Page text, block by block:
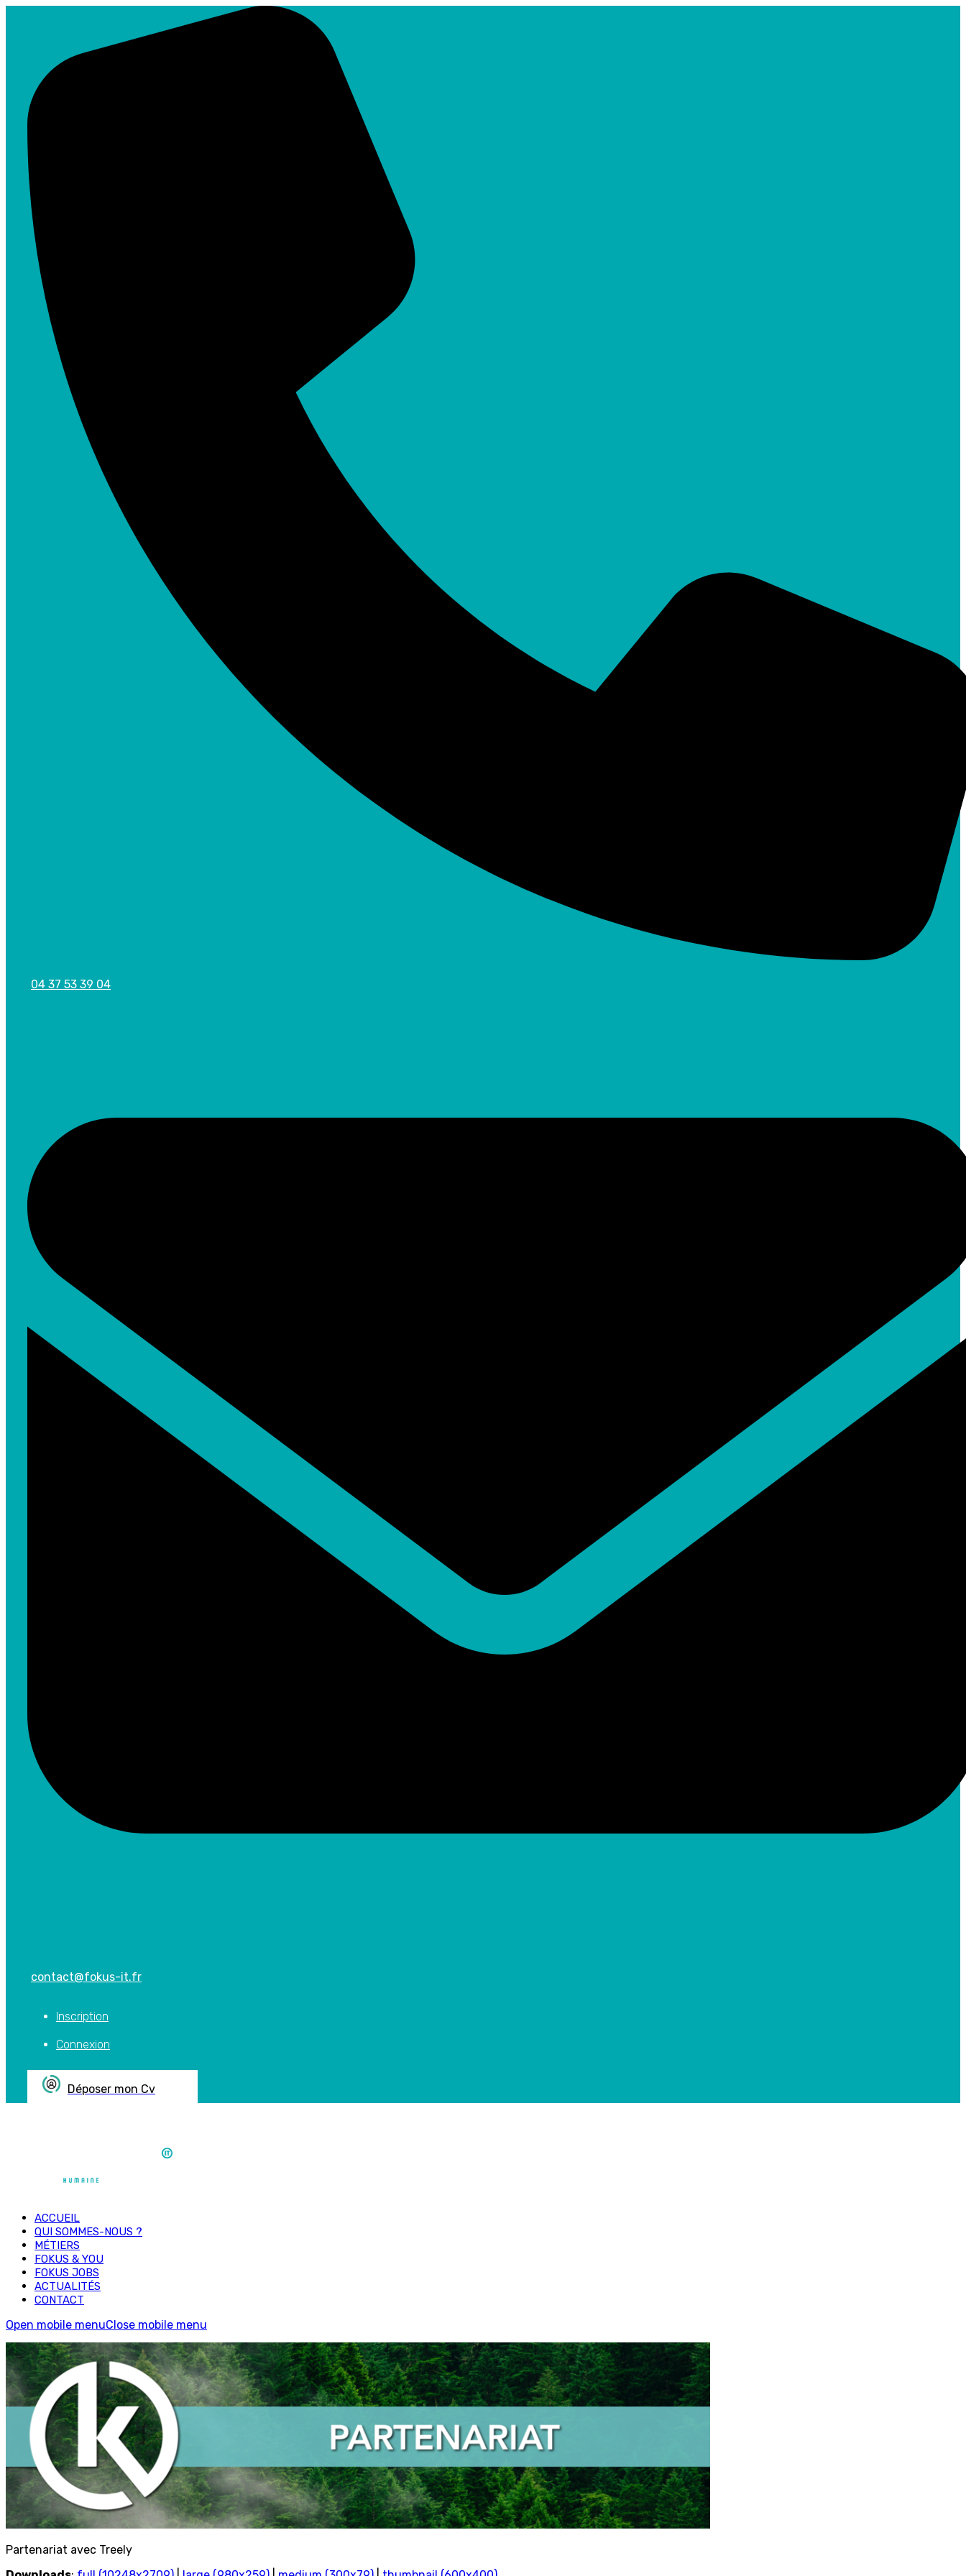
04 37 53 39 04
contact@fokus-it.fr
Inscription
Connexion
Déposer mon Cv
ACCUEIL
QUI SOMMES-NOUS ?
MÉTIERS
FOKUS & YOU
FOKUS JOBS
ACTUALITÉS
CONTACT
Open mobile menuClose mobile menu
Partenariat avec Treely